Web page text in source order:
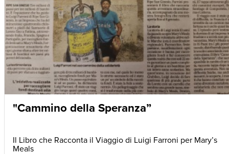
"Cammino della Speranza”
Il Libro che Racconta il Viaggio di Luigi Farroni per Mary’s
Meals